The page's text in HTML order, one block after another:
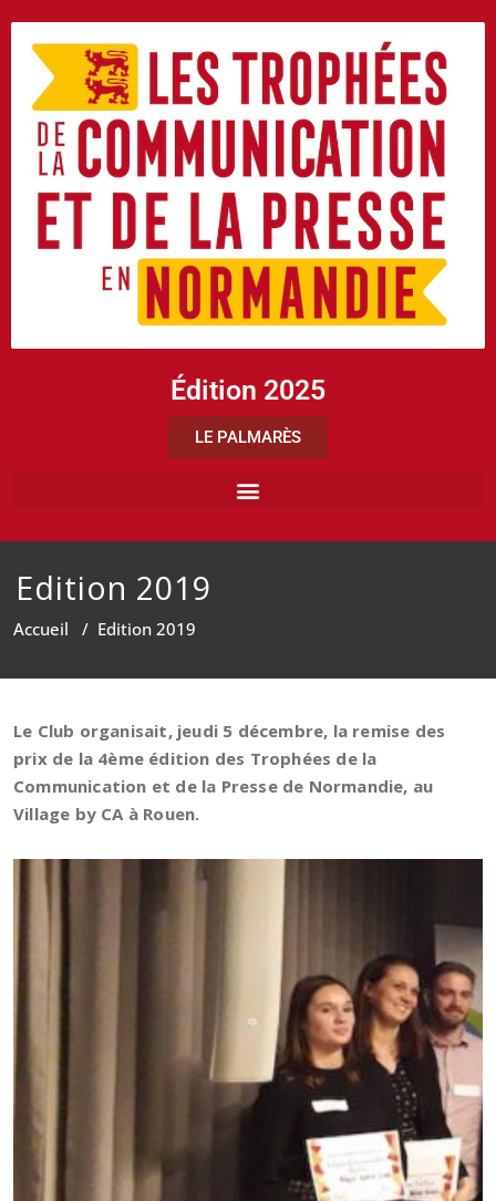
Édition 2025
LE PALMARÈS
Edition 2019
Accueil / Edition 2019
Le Club organisait, jeudi 5 décembre, la remise des
prix de la 4ème édition des Trophées de la
Communication et de la Presse de Normandie, au
Village by CA à Rouen.